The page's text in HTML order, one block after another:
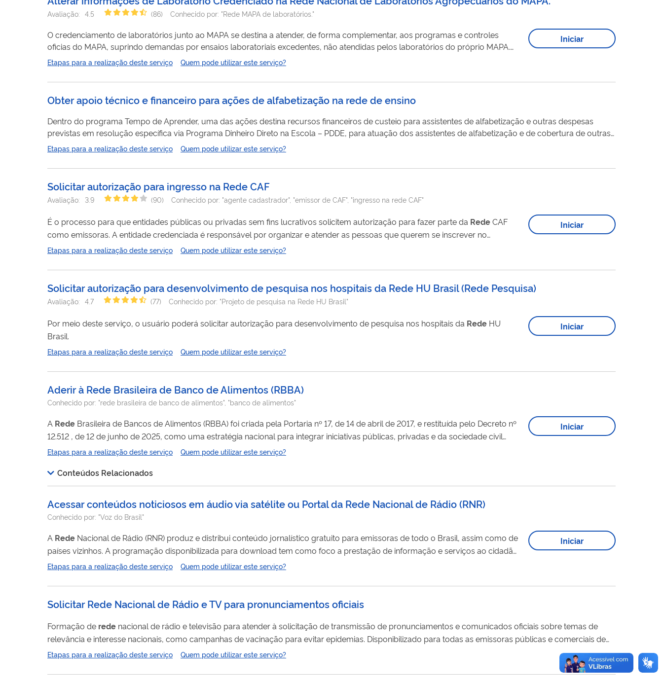
Avaliação: 4.5 (86) Conhecido por: "Rede MAPA de laboratórios."
O credenciamento de laboratórios junto ao MAPA se destina a atender, de forma complementar, aos programas e controles
oficias do MAPA, suprindo demandas por ensaios laboratoriais excedentes, não atendidas pelos laboratórios do próprio MAPA.
Para alterar informações do credenciamento, clique no botão ao lado ou, alternativamente, siga os procedimentos descritos
Etapas para a realização deste serviço Quem pode utilizar este serviço?
Iniciar
Obter apoio técnico e financeiro para ações de alfabetização na rede de ensino
Dentro do programa Tempo de Aprender, uma das ações destina recursos financeiros de custeio para assistentes de alfabetização e outras despesas
previstas em resolução específica via Programa Dinheiro Direto na Escola – PDDE, para atuação dos assistentes de alfabetização e de cobertura de outras
despesas de custeio. Outra ação visa premiação por desempenho para professores e gestores escolares cujas unidades participem do Programa Tempo
de Aprender e apresentem desempenho satisfatório
Etapas para a realização deste serviço Quem pode utilizar este serviço?
Solicitar autorização para ingresso na Rede CAF
Avaliação: 3.9 (90) Conhecido por: "agente cadastrador", "emissor de CAF", "ingresso na rede CAF"
É o processo para que entidades públicas ou privadas sem fins lucrativos solicitem autorização para fazer parte da RedeCAF
como emissoras. A entidade credenciada é responsável por organizar e atender as pessoas que querem se inscrever no
Cadastro Nacional da Agricultura Familiar (CAF). O Departamento de Cadastro Nacional do CAF analisa cada pedido, levando em
conta a necessidade do serviço na região, a estrutura e capacidade da entidade e os critérios definidos pelo órgão gestor do CAF.
Etapas para a realização deste serviço Quem pode utilizar este serviço?
Iniciar
Solicitar autorização para desenvolvimento de pesquisa nos hospitais da Rede HU Brasil(Rede Pesquisa)
Avaliação: 4.7 (77) Conhecido por: "Projeto de pesquisa na Rede HU Brasil"
Por meio deste serviço, o usuário poderá solicitar autorização para desenvolvimento de pesquisa nos hospitais da Rede HU
Brasil.
Etapas para a realização deste serviço Quem pode utilizar este serviço?
Iniciar
Aderir à Rede Brasileira de Banco de Alimentos(RBBA)
Conhecido por: "rede brasileira de banco de alimentos", "banco de alimentos"
A Rede Brasileira de Bancos de Alimentos (RBBA) foi criada pela Portaria nº 17, de 14 de abril de 2017, e restituída pelo Decreto nº
12.512 , de 12 de junho de 2025, como uma estratégia nacional para integrar iniciativas públicas, privadas e da sociedade civil
voltadas principalmente para à redução de perdas e desperdícios de alimentos e à promoção do Direito Humano à Alimentação
Adequada (DHAA). A RBBA promove a articulação nacional e regional, fortalecendo os bancos de alimentos por meio...
Etapas para a realização deste serviço Quem pode utilizar este serviço?
Iniciar
Conteúdos Relacionados
Acessar conteúdos noticiosos em áudio via satélite ou Portal da Rede Nacional de Rádio(RNR)
Conhecido por: "Voz do Brasil"
A Rede Nacional de Rádio (RNR) produz e distribui conteúdo jornalístico gratuito para emissoras de todo o Brasil, assim como de
países vizinhos. A programação disponibilizada para download tem como foco a prestação de informação e serviços ao cidadão.
A oferta de conteúdos no site www.redenacionalderadio.com.br é permanentemente atualizada e abrange temas relacionados a
direitos, serviços públicos, educação, saúde, trabalho e outros assuntos de interesse da sociedade. A distribuição das...
Etapas para a realização deste serviço Quem pode utilizar este serviço?
Iniciar
Solicitar Rede Nacional de Rádio e TV para pronunciamentos oficiais
Formação de rede nacional de rádio e televisão para atender à solicitação de transmissão de pronunciamentos e comunicados oficiais sobre temas de
relevância e interesse nacionais, como campanhas de vacinação para evitar epidemias. Disponibilizado para todas as emissoras públicas e comerciais de
rádio e televisão o sinal de satélite para a formação deredee transmissão dos conteúdos. Nas transmissões em
Nacional, também se faz a
Etapas para a realização deste serviço Quem pode utilizar este serviço?